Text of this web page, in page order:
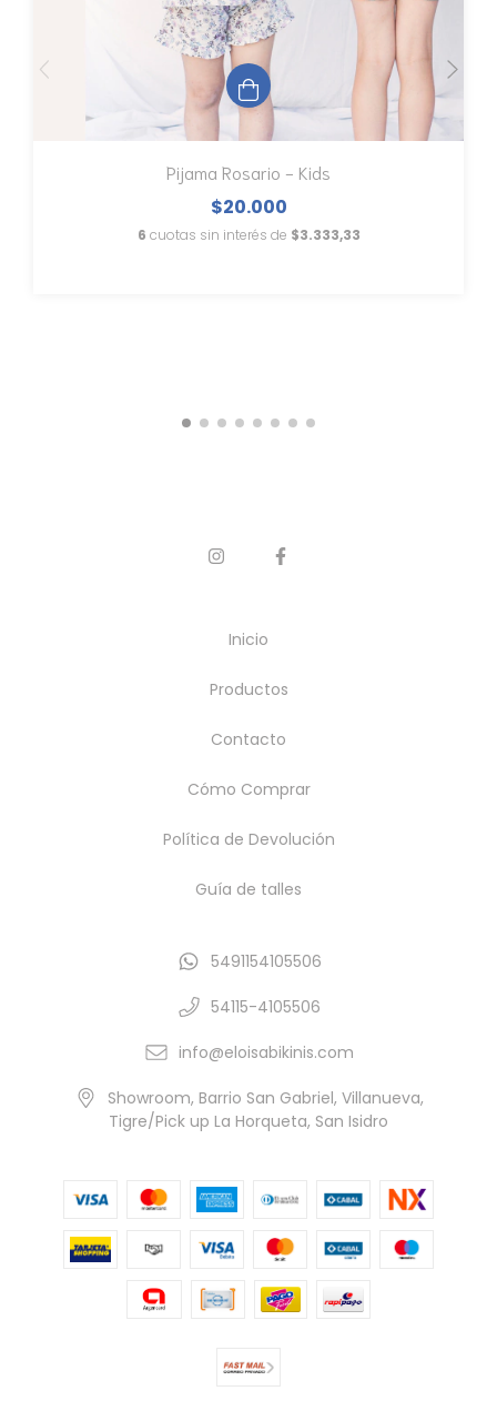
Pijama Rosario - Kids
$20.000
6 cuotas sin interés de $3.333,33
Inicio
Productos
Contacto
Cómo Comprar
Política de Devolución
Guía de talles
5491154105506
54115-4105506
info@eloisabikinis.com
Showroom, Barrio San Gabriel, Villanueva,
Tigre/Pick up La Horqueta, San Isidro